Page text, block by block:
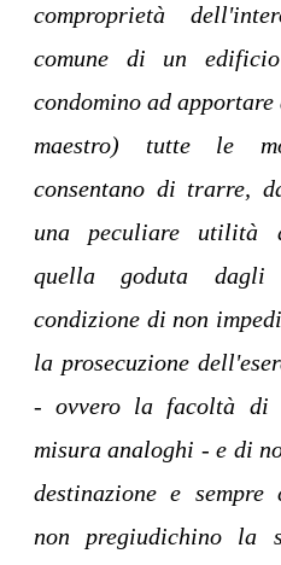
comproprietà
comune di un
condomino ad apportare
maestro) tutte le
consentano di trarre,
una peculiare utilità
quella goduta
condizione di non
la prosecuzione
- ovvero la facoltà di
misura analoghi - e di
destinazione e
non pregiudichino la